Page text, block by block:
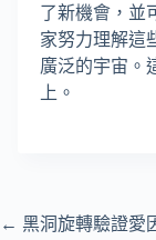
了新機會，並
家努力理解這
廣泛的宇宙。
上。
← 黑洞旋轉驗證愛